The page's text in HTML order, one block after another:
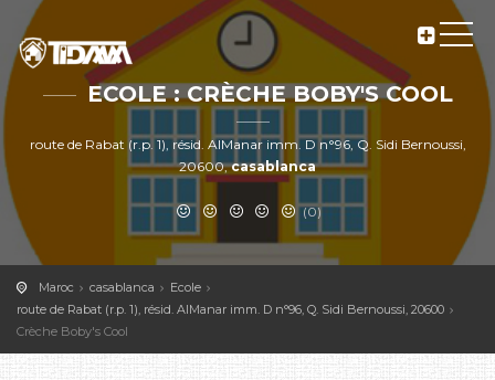
ECOLE : CRÈCHE BOBY'S COOL
route de Rabat (r.p. 1), résid. AlManar imm. D n°96, Q. Sidi Bernoussi,
20600,casablanca
(0)
Maroc casablanca
Ecole
route de Rabat (r.p. 1), résid. AlManar imm. D n°96, Q. Sidi Bernoussi, 20600
Crèche Boby's Cool